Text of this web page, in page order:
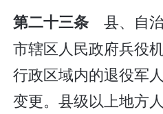
第二十三条 县、自治
市辖区人民政府兵役
行政区域内的退役军
变更。县级以上地方